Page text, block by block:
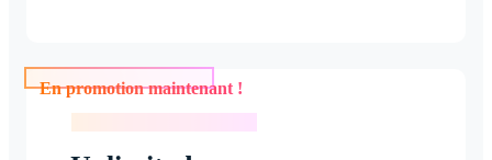
En promotion maintenant !